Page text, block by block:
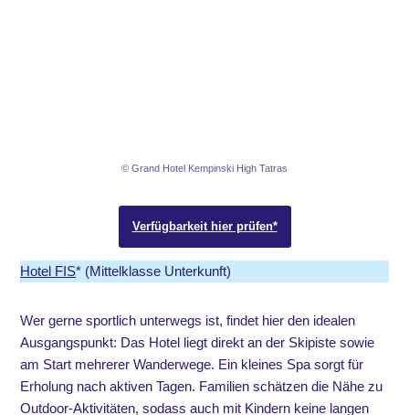
© Grand Hotel Kempinski High Tatras
Verfügbarkeit hier prüfen*
Hotel FIS* (Mittelklasse Unterkunft)
Wer gerne sportlich unterwegs ist, findet hier den idealen
Ausgangspunkt: Das Hotel liegt direkt an der Skipiste sowie
am Start mehrerer Wanderwege. Ein kleines Spa sorgt für
Erholung nach aktiven Tagen. Familien schätzen die Nähe zu
Outdoor-Aktivitäten, sodass auch mit Kindern keine langen